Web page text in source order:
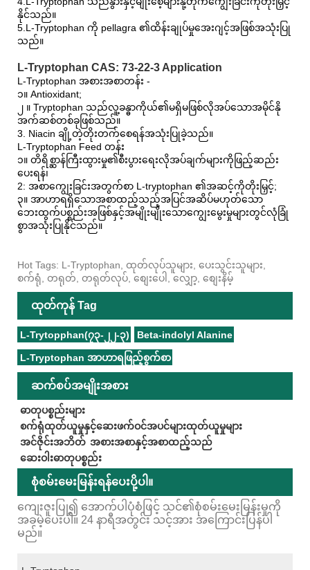
နိုင်သည်။
5.L-Tryptophan ကို pellagra ၏ထိန်းချုပ်မှုအေးဂျင့်အဖြစ်အသုံးပြု
သည်။
L-Tryptophan CAS: 73-22-3 Application
L-Tryptophan အစားအစာတန်း -
၁။ Antioxidant;
၂ ။ Tryptophan သည်လူ့ခန္ဓာကိုယ်၏မရှိမဖြစ်လိုအပ်သောအမိုင်နို
အက်ဆစ်တစ်ခုဖြစ်သည်။
3. Niacin ချို့တဲ့တိုးတက်စေရန်အသုံးပြုခဲ့သည်။
L-Tryptophan Feed တန်း
၁။ တိရိစ္ဆာန်ကြီးထွားမှု၏စီးပွားရေးလိုအပ်ချက်များကိုဖြည့်ဆည်း
ပေးရန်၊
2: အစာကျွေးခြင်းအတွက်စာ L-tryptophan ၏အဆင့်ကိုတိုးမြှင့်;
၃။ အာဟာရရှိသောအစာထည့်သည့်အပြင်အဆိပ်မဟုတ်သော
ဘေးထွက်ပစ္စည်းအဖြစ်နှင့်အမျိုးမျိုးသောကျွေးမွေးမှုများတွင်လုံခြုံ
စွာအသုံးပြုနိုင်သည်။
Hot Tags: L-Tryptophan, ထုတ်လုပ်သူများ, ပေးသွင်းသူများ,
စက်ရုံ, တရုတ်, တရုတ်လုပ်, စျေးပေါ, လျှော့, စျေးနိမ့်
ထုတ်ကုန် Tag
L-Trytopphan(၇၃-၂၂-၃) Beta-indolyl Alanine
L-Tryptophan အာဟာရဖြည့်စွက်စာ
ဆက်စပ်အမျိုးအစား
ဓာတုပစ္စည်းများ
စက်ရုံထုတ်ယူမှုနှင့်ဆေးဖက်ဝင်အပင်များထုတ်ယူမှုများ
အင်ဇိုင်းအဘိတ် အစားအစာနှင့်အစာထည့်သည်
ဆေးဝါးဓာတုပစ္စည်း
စုံစမ်းမေးမြန်းရန်ပေးပို့ပါ။
ကျေးဇူးပြု၍ အောက်ပါပုံစံဖြင့် သင်၏စုံစမ်းမေးမြန်းမှုကို
အခမဲ့ပေးပါ။ 24 နာရီအတွင်း သင့်အား အကြောင်းပြန်ပါ
မည်။